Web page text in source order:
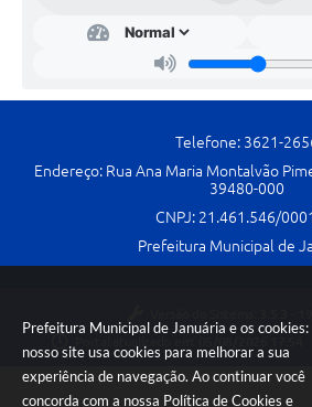
Prefeitura Municipal de Januária e os cookies:
nosso site usa cookies para melhorar a sua
experiência de navegação. Ao continuar você
concorda com a nossa Política de Cookies e
Telefone: 3621-
Endereço: Rua Ana Maria Montalvão
39480-000
CNPJ: 21.461.546/
Prefeitura Municipal de